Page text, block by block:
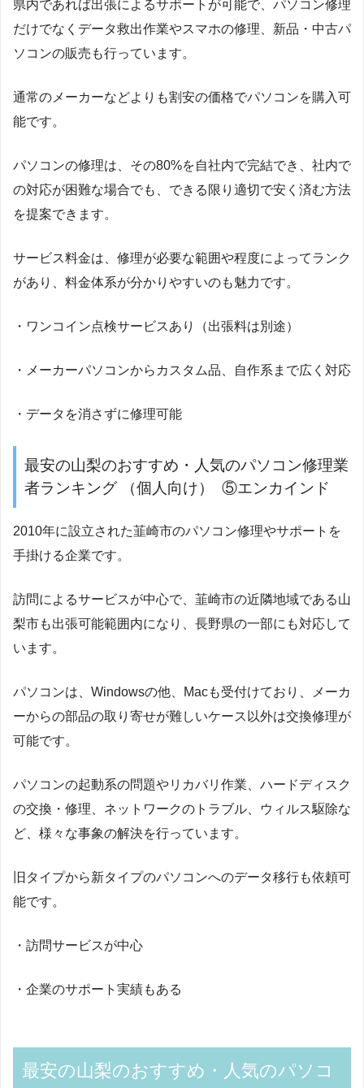
県内であれば出張によるサポートが可能で、パソコン修理
だけでなくデータ救出作業やスマホの修理、新品・中古パ
ソコンの販売も行っています。
通常のメーカーなどよりも割安の価格でパソコンを購入可
能です。
パソコンの修理は、その80%を自社内で完結でき、社内で
の対応が困難な場合でも、できる限り適切で安く済む方法
を提案できます。
サービス料金は、修理が必要な範囲や程度によってランク
があり、料金体系が分かりやすいのも魅力です。
・ワンコイン点検サービスあり（出張料は別途）
・メーカーパソコンからカスタム品、自作系まで広く対応
・データを消さずに修理可能
最安の山梨のおすすめ・人気のパソコン修理業
者ランキング （個人向け） ⑤エンカインド
2010年に設立された韮崎市のパソコン修理やサポートを
手掛ける企業です。
訪問によるサービスが中心で、韮崎市の近隣地域である山
梨市も出張可能範囲内になり、長野県の一部にも対応して
います。
パソコンは、Windowsの他、Macも受付けており、メーカ
ーからの部品の取り寄せが難しいケース以外は交換修理が
可能です。
パソコンの起動系の問題やリカバリ作業、ハードディスク
の交換・修理、ネットワークのトラブル、ウィルス駆除な
ど、様々な事象の解決を行っています。
旧タイプから新タイプのパソコンへのデータ移行も依頼可
能です。
・訪問サービスが中心
・企業のサポート実績もある
最安の山梨のおすすめ・人気のパソコ